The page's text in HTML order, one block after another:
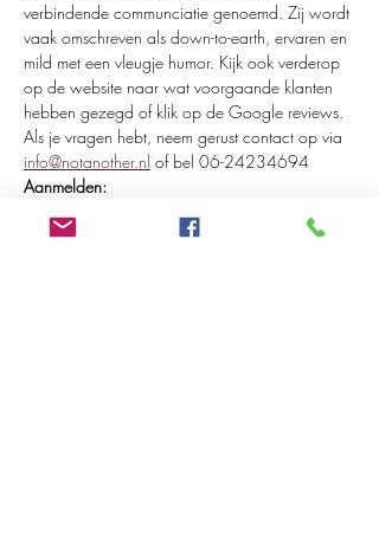
verbindende communciatie genoemd. Zij wordt
vaak omschreven als down-to-earth, ervaren en
mild met een vleugje humor. Kijk ook verderop
op de website naar wat voorgaande klanten
hebben gezegd of klik op de Google reviews.
Als je vragen hebt, neem gerust contact op via
info@notanother.nl of bel 06-24234694
Aanmelden:
Meld je je aan via de website.